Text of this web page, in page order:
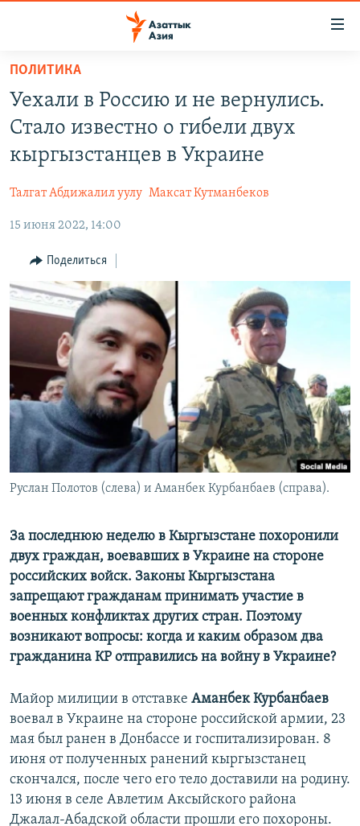
Вернуться
основному
содержанию
главной
Вернутся
поиску
ТАДЖИКИСТАН
ҚАЗАҚША
КЫРГЫЗЧА
ЎЗБЕКЧА
ТОҶИКӢ
TÜRKMENÇE
Все сайты РСЕ/РС
ПОЛИТИКА
Уехали в Россию и не вернулись.
Стало известно о гибели двух
кыргызстанцев в Украине
Талгат Абдижалил уулу Максат Кутманбеков
15 июня 2022, 14:00
Поделиться
Руслан Полотов (слева) и Аманбек Курбанбаев (справа).
За последнюю неделю в Кыргызстане похоронили
двух граждан, воевавших в Украине на стороне
российских войск. Законы Кыргызстана
запрещают гражданам принимать участие в
военных конфликтах других стран. Поэтому
возникают вопросы: когда и каким образом два
гражданина КР отправились на войну в Украине?
Майор милиции в отставке Аманбек Курбанбаев
воевал в Украине на стороне российской армии, 23
мая был ранен в Донбассе и госпитализирован. 8
июня от полученных ранений кыргызстанец
скончался, после чего его тело доставили на родину.
13 июня в селе Авлетим Аксыйского района
Джалал-Абадской области прошли его похороны.